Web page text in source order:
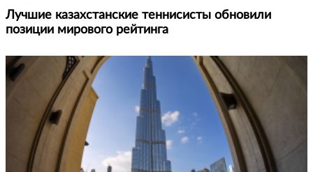
Лучшие казахстанские теннисисты обновили
позиции мирового рейтинга